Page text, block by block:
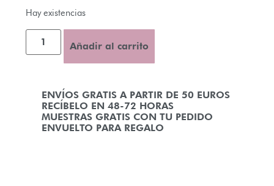
ENVÍOS GRATIS A PARTIR DE 50 EUROS
RECÍBELO EN 48-72 HORAS
MUESTRAS GRATIS CON TU PEDIDO
ENVUELTO PARA REGALO
Hay existencias
Añadir al carrito